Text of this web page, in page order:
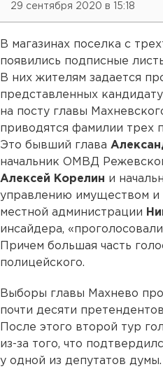
29 сентября 2020 в 15:18
В магазинах поселка с
появились подписные
В них жителям задается
представленных
на посту главы
приводятся фамилии трех
Это бывший глава
начальник ОМВД
Алексей Корелин и
управлению имуществом и
местной администрации
инсайдера,
Причем большая часть
полицейского.
Выборы главы Махнево
почти десяти
После этого второй тур
из-за того, что
у одной из депутатов